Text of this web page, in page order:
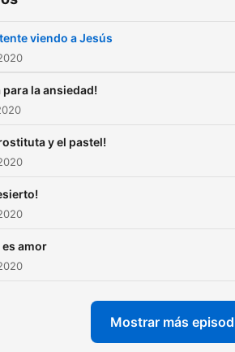
viendo a Jesús
para la ansiedad!
y el pastel!
es amor
Mostrar más